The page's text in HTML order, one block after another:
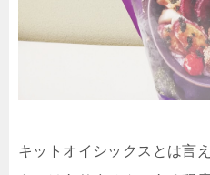
キットオイシックスとは言